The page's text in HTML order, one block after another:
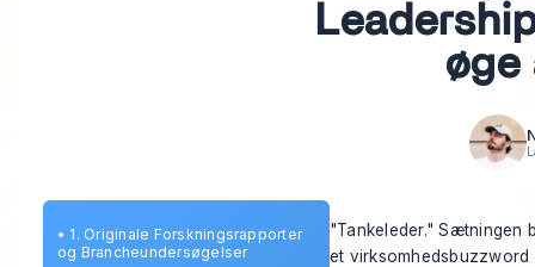
øge
• 1. Originale Forskningsrapporter
og Brancheundersøgelser
"Tankeleder." Sætningen
et